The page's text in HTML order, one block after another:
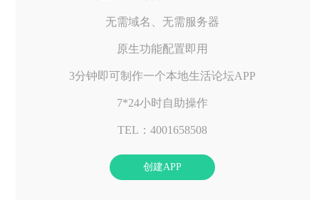
无需域名、无需服务器
原生功能配置即用
3分钟即可制作一个本地生活论坛APP
7*24小时自助操作
TEL：4001658508
创建APP